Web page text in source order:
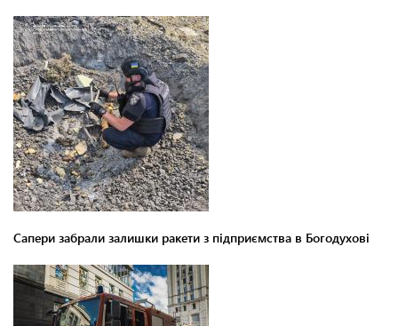
Сапери забрали залишки ракети з підприємства в Богодухові